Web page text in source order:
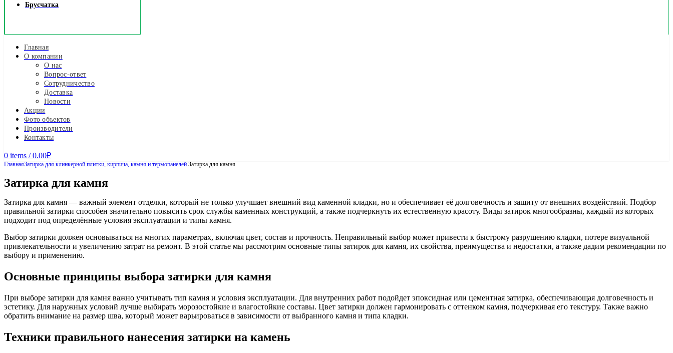
Брусчатка
Главная
О компании
О нас
Вопрос-ответ
Сотрудничество
Доставка
Новости
Акции
Фото объектов
Производители
Контакты
0 items / 0.00₽
ГлавнаяЗатирка для клинкерной плитки, кирпича, камня и термопанелей Затирка для камня
Затирка для камня
Затирка для камня — важный элемент отделки, который не только улучшает внешний вид каменной кладки, но и обеспечивает её долговечность и защиту от внешних воздействий. Подбор
правильной затирки способен значительно повысить срок службы каменных конструкций, а также подчеркнуть их естественную красоту. Виды затирок многообразны, каждый из которых
подходит под определённые условия эксплуатации и типы камня.
Выбор затирки должен основываться на многих параметрах, включая цвет, состав и прочность. Неправильный выбор может привести к быстрому разрушению кладки, потере визуальной
привлекательности и увеличению затрат на ремонт. В этой статье мы рассмотрим основные типы затирок для камня, их свойства, преимущества и недостатки, а также дадим рекомендации по
выбору и применению.
Основные принципы выбора затирки для камня
При выборе затирки для камня важно учитывать тип камня и условия эксплуатации. Для внутренних работ подойдет эпоксидная или цементная затирка, обеспечивающая долговечность и
эстетику. Для наружных условий лучше выбирать морозостойкие и влагостойкие составы. Цвет затирки должен гармонировать с оттенком камня, подчеркивая его текстуру. Также важно
обратить внимание на размер шва, который может варьироваться в зависимости от выбранного камня и типа кладки.
Техники правильного нанесения затирки на камень